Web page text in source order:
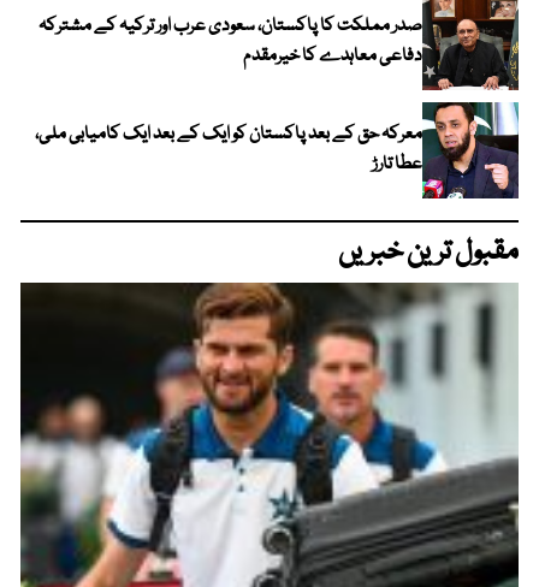
صدر مملکت کا پاکستان، سعودی عرب اور ترکیہ کے مشترکہ
دفاعی معاہدے کا خیرمقدم
معرکہ حق کے بعد پاکستان کو ایک کے بعد ایک کامیابی ملی،
عطا تارڑ
مقبول ترین خبریں